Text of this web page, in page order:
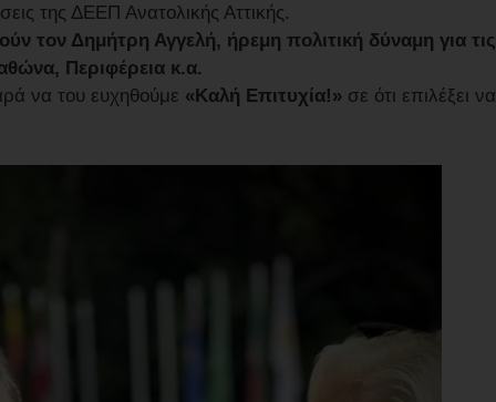
της ΔΕΕΠ Ανατολικής Αττικής.
τον Δημήτρη Αγγελή, ήρεμη πολιτική δύναμη για τις
Περιφέρεια κ.α.
να του ευχηθούμε «Καλή Επιτυχία!» σε ότι επιλέξει να